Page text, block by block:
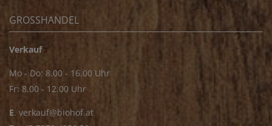
GROSSHANDEL
Verkauf
Mo - Do: 8.00 - 16.00 Uhr
Fr: 8.00 - 12.00 Uhr
E. verkauf@biohof.at